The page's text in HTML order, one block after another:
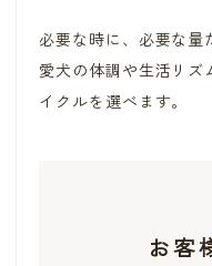
必要な時に、必要な量
愛犬の体調や生活リズ
イクルを選べます。
お客